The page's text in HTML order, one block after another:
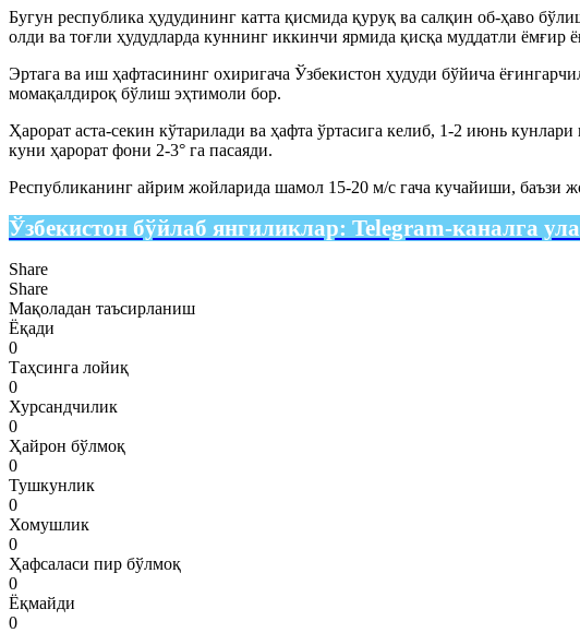
Бугун республика ҳудудининг катта қисмида қуруқ ва салқин об-ҳаво
олди ва тоғли ҳудудларда куннинг иккинчи ярмида қисқа муддатли
Эртага ва иш ҳафтасининг охиригача Ўзбекистон ҳудуди бўйича
момақалдироқ бўлиш эҳтимоли бор.
Ҳарорат аста-секин кўтарилади ва ҳафта ўртасига келиб, 1-2 июнь
куни ҳарорат фони 2-3° га пасаяди.
Республиканинг айрим жойларида шамол 15-20 м/с гача кучайиши, баъзи
Ўзбекистон бўйлаб янгиликлар: Telegram-каналга
Share
Share
Мақоладан таъсирланиш
Ёқади
0
Таҳсинга лойиқ
0
Хурсандчилик
0
Ҳайрон бўлмоқ
0
Тушкунлик
0
Хомушлик
0
Ҳафсаласи пир бўлмоқ
0
Ёқмайди
0